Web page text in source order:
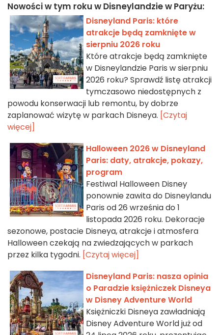
Nowości w tym roku w Disneylandzie w Paryżu:
Disneyland Paris: które
atrakcje będą zamknięte w
sierpniu 2026 roku
Które atrakcje będą zamknięte
w Disneylandzie Paris w sierpniu
2026 roku? Sprawdź listę atrakcji
tymczasowo niedostępnych z
powodu konserwacji lub remontu, by dobrze
zaplanować wizytę w parkach Disneya. [Czytaj
więcej]
Halloween 2026 w Disneyland
Paris: daty, atrakcje, pokazy,
program
Festiwal Halloween Disney
ponownie zawita do Disneylandu
Paris od 26 września do 1
listopada 2026 roku. Dekoracje
sezonowe, postacie Disneya, atrakcje i atmosfera
Halloween czekają na zwiedzających w parkach
przez kilka tygodni. [Czytaj więcej]
Disneyland Paris: nasza opinia
o Paradzie księżniczek Disneya
w Disney Adventure World
Księżniczki Disneya zawładniają
Disney Adventure World już od